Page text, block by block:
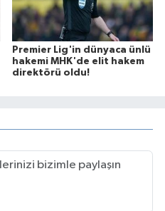
Premier Lig'in dünyaca ünlü
hakemi MHK'de elit hakem
direktörü oldu!